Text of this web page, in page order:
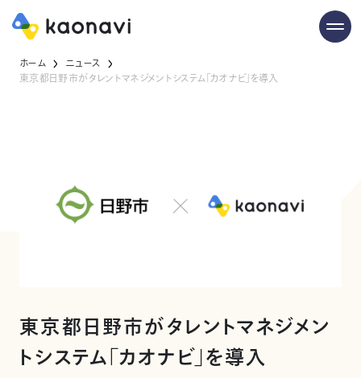
ホーム
ニュース
東京都日野市がタレントマネジメントシステム「カオナビ」を導入
東京都日野市がタレントマネジメン
トシステム「カオナビ」を導入